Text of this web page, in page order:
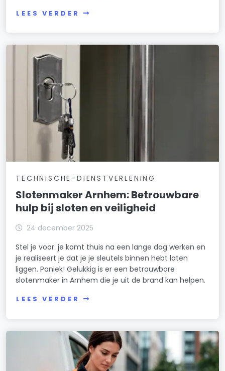
LEES VERDER
TECHNISCHE-DIENSTVERLENING
Slotenmaker Arnhem: Betrouwbare
hulp bij sloten en veiligheid
24 december 2025
Stel je voor: je komt thuis na een lange dag werken en
je realiseert je dat je je sleutels binnen hebt laten
liggen. Paniek! Gelukkig is er een betrouwbare
slotenmaker in Arnhem die je uit de brand kan helpen.
LEES VERDER